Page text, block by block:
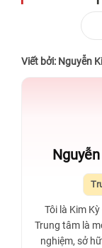
Xem thêm:
bạn nên
16 Pro
phù hợp.
Viết bởi: Nguyễn
Tôi là Kim
Trung tâm là
nghiệm, sở